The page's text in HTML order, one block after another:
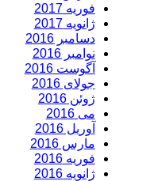
فوریه 2017
ژانویه 2017
دسامبر 2016
نوامبر 2016
آگوست 2016
جولای 2016
ژوئن 2016
می 2016
آوریل 2016
مارس 2016
فوریه 2016
ژانویه 2016